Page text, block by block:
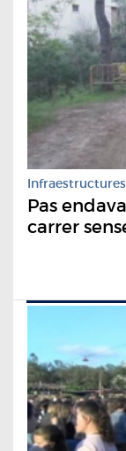
Infraestructures
Pas
carrer